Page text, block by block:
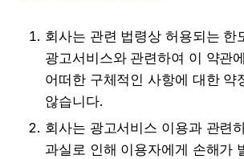
회사는 관련 법령상 허용되는 한
광고서비스와 관련하여 이 약관
어떠한 구체적인 사항에 대한 약
않습니다.
회사는 광고서비스 이용과 관련
과실로 인해 이용자에게 손해가